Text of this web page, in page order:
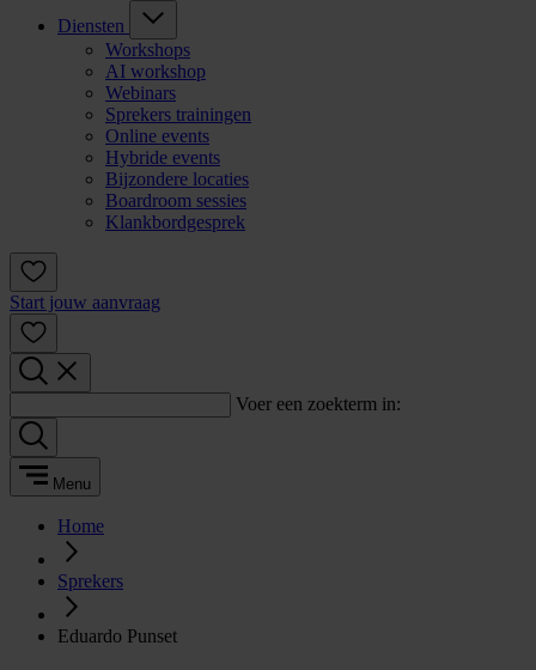
Diensten
Workshops
AI workshop
Webinars
Sprekers trainingen
Online events
Hybride events
Bijzondere locaties
Boardroom sessies
Klankbordgesprek
Start jouw aanvraag
Voer een zoekterm in:
Menu
Home
Sprekers
Eduardo Punset